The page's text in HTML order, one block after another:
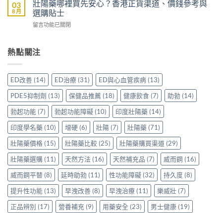
身
分
享
渠
道
選
購
指
南〉
中
親
身
用
真
享〉
中
要
多
少
才
香
貨
參
考
價
與
選
購
貼
士
一
次
看
清〉
中
壯
原
廠
貴？
名
藥
比
較：
一
文
看
清
邊
款
性
價
比
最
高〉
中
03
8 月
壯陽藥哪裡買先安心？香港正貨渠道、價錢參考與
選購貼士
在
藥
哪
買
先
安
心？
香
港
正
貨
渠
道、
價
錢
參
考
與
選
購
留言功能已關閉
熱點關注
ED改善 (14) ED治療 (31) ED與心血管疾病 (13)
PDE5抑制劑 (13) 保健品推薦 (18) 健康飲食 (7) 助勃 (14)
勃起功能 (7) 勃起功能障礙 (10) 印度壯陽藥 (14)
印度學名藥 (10) 增硬 (6) 壯陽 (7) 壯陽藥 (71)
壯陽藥價格 (15) 壯陽藥比較 (25) 壯陽藥購買渠道 (29)
壯陽藥選購 (11) 天然方法 (16) 天然補充品 (7) 威而鋼 (16)
威而鋼平替 (8) 延時助勃 (11) 性功能障礙 (32) 持久度 (8)
提升性功能 (13) 早洩改善 (8) 早洩治療 (11) 樂威壯 (7)
正品辨別 (17) 營養補充 (9) 用藥安全 (23) 男士健康 (19)